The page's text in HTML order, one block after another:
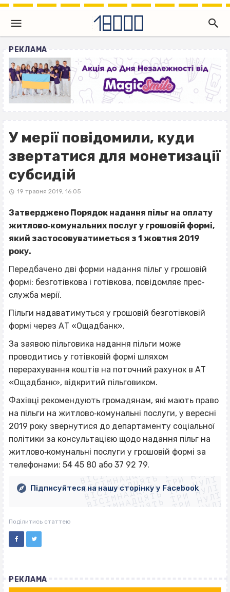
РЕКЛАМА
У мерії повідомили, куди
звертатися для монетизації
субсидій
19 травня 2019, 16:05
Затверджено Порядок надання пільг на оплату
житлово‐комунальних послуг у грошовій формі,
який застосовуватиметься з 1 жовтня 2019
року.
Передбачено дві форми надання пільг у грошовій
формі: безготівкова і готівкова, повідомляє прес‐
служба мерії.
Пільги надаватимуться у грошовій безготівковій
формі через АТ «Ощадбанк».
За заявою пільговика надання пільги може
проводитись у готівковій формі шляхом
перерахування коштів на поточний рахунок в АТ
«Ощадбанк», відкритий пільговиком.
Фахівці рекомендують громадянам, які мають право
на пільги на житлово‐комунальні послуги, у вересні
2019 року звернутися до департаменту соціальної
політики за консультацією щодо надання пільг на
житлово‐комунальні послуги у грошовій формі за
телефонами: 54 45 80 або 37 92 79.
ВІСІМНАДЦЯТЬ ТРИ НУЛІ
ВІСІМНАДЦЯТЬ ТРИ НУЛІ
ВІСІМНАДЦЯТЬ ТРИ НУЛІ
ВІСІМНАДЦЯТЬ ТРИ НУЛІ
ВІСІМНАДЦЯТЬ ТРИ НУЛІ
ВІСІМНАДЦЯТЬ ТРИ НУЛІ
ВІСІМНАДЦЯТЬ ТРИ НУЛІ
ВІСІМНАДЦЯТЬ ТРИ НУЛІ
Підписуйтеся на нашу сторінку у Facebook
Поділитись статтею
РЕКЛАМА